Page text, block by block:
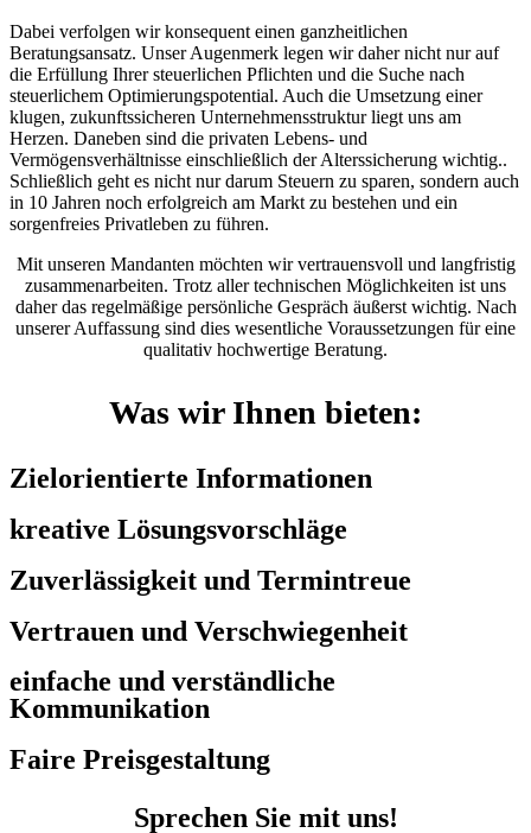
Dabei verfolgen wir konsequent einen ganzheitlichen
Beratungsansatz. Unser Augenmerk legen wir daher nicht nur auf
die Erfüllung Ihrer steuerlichen Pflichten und die Suche nach
steuerlichem Optimierungspotential. Auch die Umsetzung einer
klugen, zukunftssicheren Unternehmensstruktur liegt uns am
Herzen. Daneben sind die privaten Lebens- und
Vermögensverhältnisse einschließlich der Alterssicherung wichtig..
Schließlich geht es nicht nur darum Steuern zu sparen, sondern auch
in 10 Jahren noch erfolgreich am Markt zu bestehen und ein
sorgenfreies Privatleben zu führen.
Mit unseren Mandanten möchten wir vertrauensvoll und langfristig
zusammenarbeiten. Trotz aller technischen Möglichkeiten ist uns
daher das regelmäßige persönliche Gespräch äußerst wichtig. Nach
unserer Auffassung sind dies wesentliche Voraussetzungen für eine
qualitativ hochwertige Beratung.
Was wir Ihnen bieten:
Zielorientierte Informationen
kreative Lösungsvorschläge
Zuverlässigkeit und Termintreue
Vertrauen und Verschwiegenheit
einfache und verständliche
Kommunikation
Faire Preisgestaltung
Sprechen Sie mit uns!